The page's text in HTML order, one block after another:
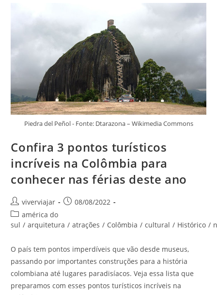
Piedra del Peñol - Fonte: Dtarazona – Wikimedia Commons
Confira 3 pontos turísticos
incríveis na Colômbia para
conhecer nas férias deste ano
Autor
do
post:
viverviajar
Post08/08/2022
Categoria
do
américa do
sul / arquitetura / atrações / Colômbia / cultural / Histórico /
O país tem pontos imperdíveis que vão desde museus,
passando por importantes construções para a história
colombiana até lugares paradisíacos. Veja essa lista que
preparamos com esses pontos turísticos incríveis na